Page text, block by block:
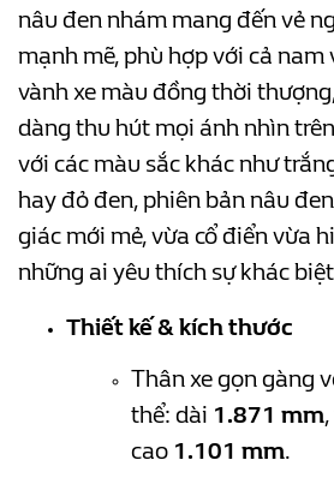
nâu đen nhám mang đến vẻ
mạnh mẽ, phù hợp với cả nam
vành xe màu đồng thời
dàng thu hút mọi ánh nhìn
với các màu sắc khác như
hay đỏ đen, phiên bản nâu
giác mới mẻ, vừa cổ điển vừa
những ai yêu thích sự khác
Thiết kế & kích thước
Thân xe gọn gàng
thể: dài 1.871 mm
cao 1.101 mm.